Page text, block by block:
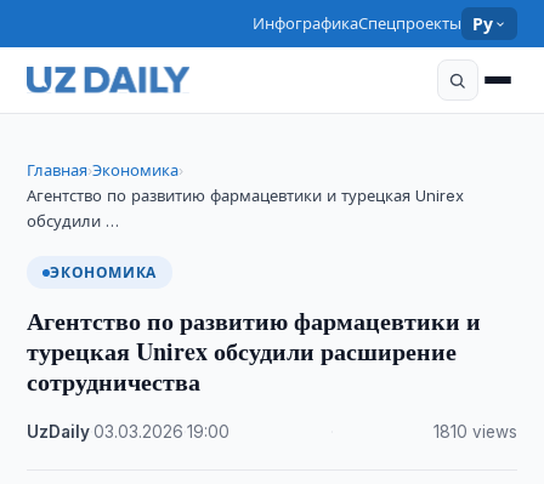
ИнфографикаСпецпроекты Ру
Главная›Экономика›
Агентство по развитию фармацевтики и турецкая Unirex
обсудили …
ЭКОНОМИКА
Агентство по развитию фармацевтики и
турецкая Unirex обсудили расширение
сотрудничества
UzDaily·03.03.2026 ·19:00 1810 views